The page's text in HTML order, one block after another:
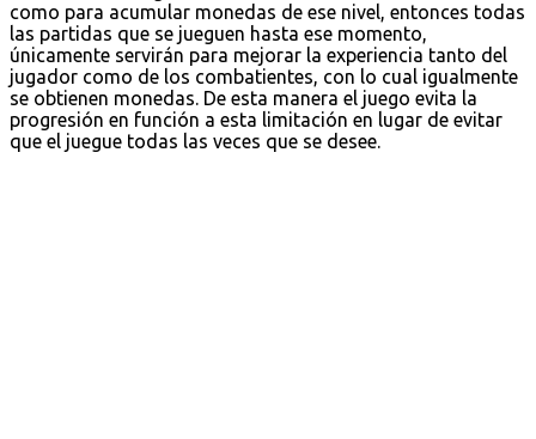
como para acumular monedas de ese nivel, entonces todas
las partidas que se jueguen hasta ese momento,
únicamente servirán para mejorar la experiencia tanto del
jugador como de los combatientes, con lo cual igualmente
se obtienen monedas. De esta manera el juego evita la
progresión en función a esta limitación en lugar de evitar
que el juegue todas las veces que se desee.